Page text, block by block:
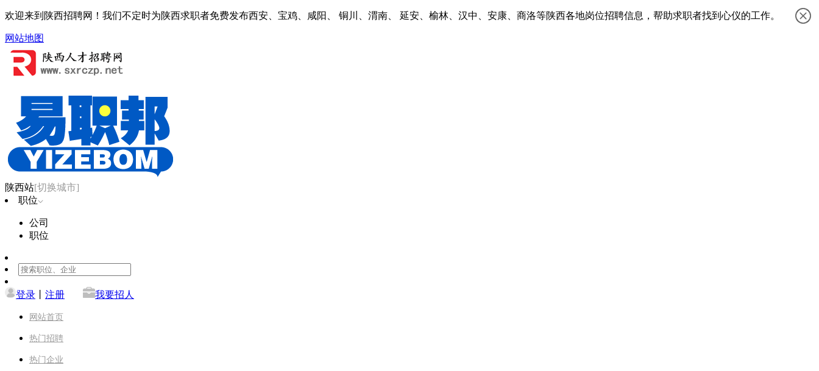
欢迎来到陕西招聘网！我们不定时为陕西求职者免费发布西安、宝鸡、咸阳、 铜川、渭南、 延安、榆林、汉中、安康、商洛等陕西各地岗位招聘信息，帮助求职者找到心仪的工作。
网站地图
陕西站[切换城市]
职位
公司
职位
登录 注册 我要招人
网站首页
热门招聘
热门企业